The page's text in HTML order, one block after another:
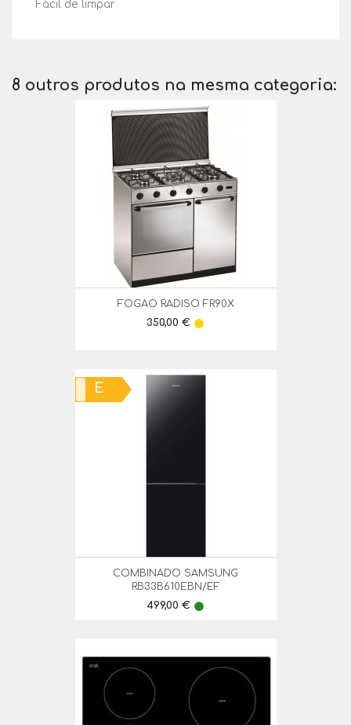
Fácil de limpar
8 outros produtos na mesma categoria:
FOGAO RADISO FR90X
Preço
350,00 € lens
COMBINADO SAMSUNG
RB33B610EBN/EF
Preço
499,00 € lens
E